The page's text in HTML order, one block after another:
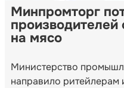
Минпромторг
производителей
на мясо
Министерство
направило